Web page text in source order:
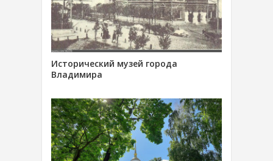
Исторический музей города
Владимира